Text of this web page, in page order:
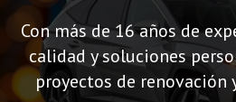
Con más de 16 años de
calidad y soluciones
proyectos de